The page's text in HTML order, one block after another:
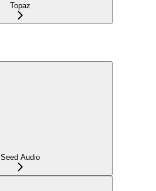
Topaz
Seed Audio